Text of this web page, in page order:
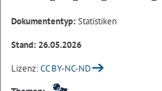
Dokumententyp:Statistiken
Stand: 26.05.2026
Lizenz:CC BY-NC-ND